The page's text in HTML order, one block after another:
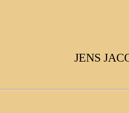
JENS